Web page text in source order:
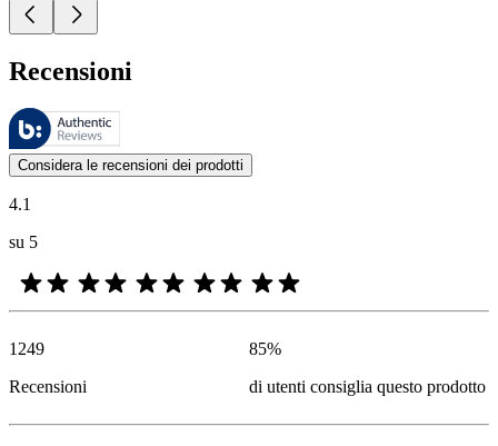
Recensioni
Queste recensioni sono gestite da Bazaarvoice e sono conformi
Le valutazioni dei prodotti e le classificazioni in stelle da parte degli
Considera le recensioni dei prodotti
4.1
su 5
1249
Recensioni
85%
di utenti consiglia questo prodotto